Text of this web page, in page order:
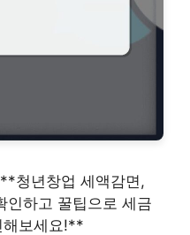
청년창업 세액감면,
인하고 꿀팁으로 세금
해보세요!**